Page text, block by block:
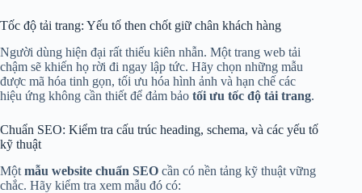
Tốc độ tải trang: Yếu tố then chốt giữ chân khách hàng
Người dùng hiện đại rất thiếu kiên nhẫn. Một trang web tải
chậm sẽ khiến họ rời đi ngay lập tức. Hãy chọn những mẫu
được mã hóa tinh gọn, tối ưu hóa hình ảnh và hạn chế các
hiệu ứng không cần thiết để đảm bảo tối ưu tốc độ tải trang.
Chuẩn SEO: Kiểm tra cấu trúc heading, schema, và các yếu tố
kỹ thuật
Một mẫu website chuẩn SEO cần có nền tảng kỹ thuật vững
chắc. Hãy kiểm tra xem mẫu đó có: